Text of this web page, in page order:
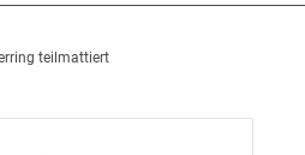
teilmattiert